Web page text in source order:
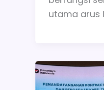
utama arus